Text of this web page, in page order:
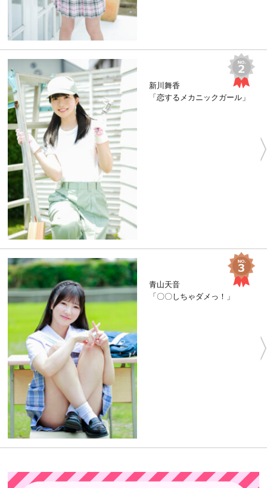
新川舞香
「恋するメカニックガール」
青山天音
「〇〇しちゃダメっ！」